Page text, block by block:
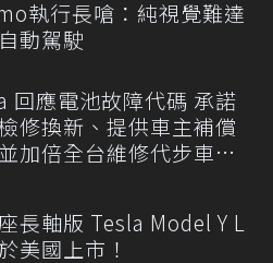
執行長嗆：純視覺難達
動駕駛
回應電池故障代碼 承諾
修換新、提供車主補償
加倍全台維修代步車數
長軸版 Tesla Model Y L
美國上市！